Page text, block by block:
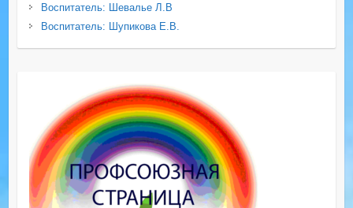
Воспитатель: Шевалье Л.В
Воспитатель: Шупикова Е.В.